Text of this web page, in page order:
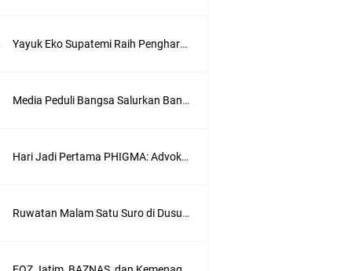
Yayuk Eko Supatemi Raih Penghargaan IGA Jatim, Inovasi Wayang Kulit untuk Anak Berkebutuhan Khusus
Media Peduli Bangsa Salurkan Bantuan Alat Bantu Jalan untuk Lansia
Hari Jadi Pertama PHIGMA: Advokat dan LBH Perkuat Soliditas di Jakarta
Ruwatan Malam Satu Suro di Dusun Kedungsekar Lor, Tradisi Luhur yang Terus Istiqomah